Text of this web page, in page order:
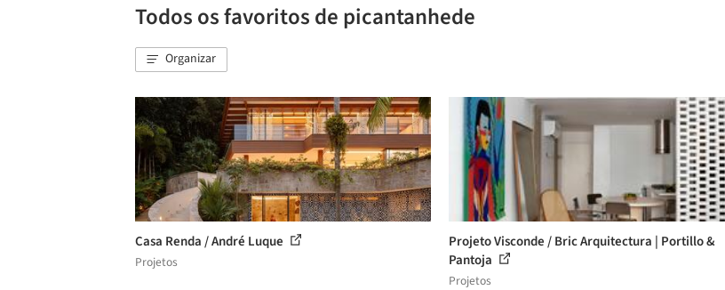
Todos os favoritos de picantanhede
Organizar
Casa Renda / André Luque
Projetos
Projeto Visconde / Bric Arquitectura | Portillo &
Pantoja
Projetos